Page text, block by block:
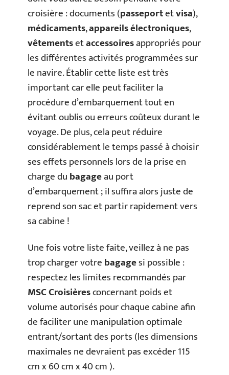
croisière : documents (passeportetvisa),
médicaments,appareils électroniques,
vêtementsetaccessoiresappropriés pour
les différentes activités programmées sur
le navire. Établir cette liste est très
important car elle peut faciliter la
procédure d’embarquement tout en
évitant oublis ou erreurs coûteux durant le
voyage. De plus, cela peut réduire
considérablement le temps passé à choisir
ses effets personnels lors de la prise en
charge dubagageau port
d’embarquement ; il suffira alors juste de
reprend son sac et partir rapidement vers
sa cabine !
Une fois votre liste faite, veillez à ne pas
trop charger votrebagagesi possible :
respectez les limites recommandés par
MSC Croisièresconcernant poids et
volume autorisés pour chaque cabine afin
de faciliter une manipulation optimale
entrant/sortant des ports (les dimensions
maximales ne devraient pas excéder 115
cm x 60 cm x 40 cm ).